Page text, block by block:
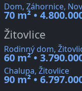
Dom, Záhornice,
70 m² •
Žitovlice
Rodinný dom,
60 m² •
Chalupa, Žitovlice
90 m² •